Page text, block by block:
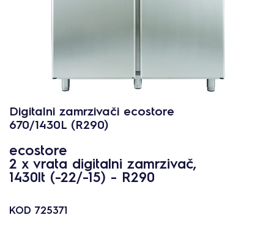
Digitalni zamrzivači ecostore
670/1430L (R290)
ecostore
2 x vrata digitalni zamrzivač,
1430lt (-22/-15) - R290
KOD 725371